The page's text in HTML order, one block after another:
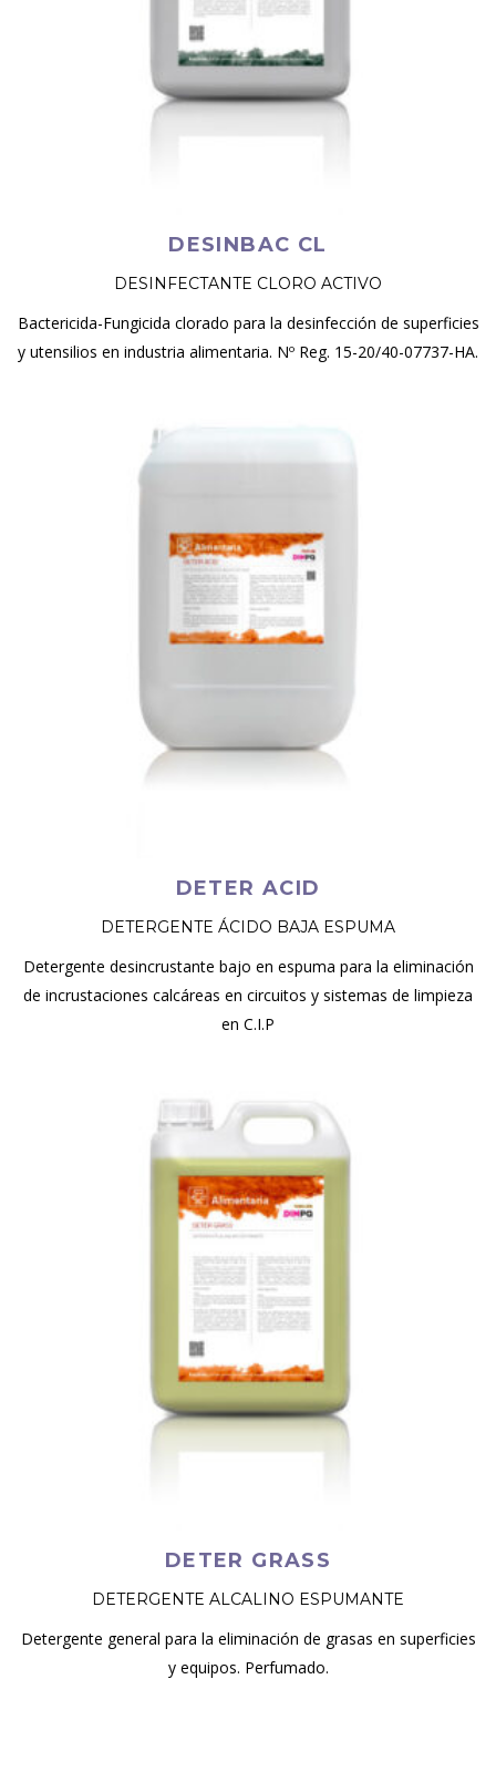
DESINBAC CL
DESINFECTANTE CLORO ACTIVO
Bactericida-Fungicida clorado para la desinfección de superficies
y utensilios en industria alimentaria. Nº Reg. 15-20/40-07737-HA.
DETER ACID
DETERGENTE ÁCIDO BAJA ESPUMA
Detergente desincrustante bajo en espuma para la eliminación
de incrustaciones calcáreas en circuitos y sistemas de limpieza
en C.I.P
DETER GRASS
DETERGENTE ALCALINO ESPUMANTE
Detergente general para la eliminación de grasas en superficies
y equipos. Perfumado.